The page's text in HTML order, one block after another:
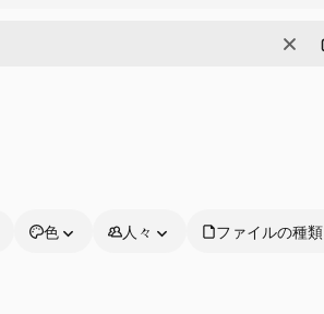
消去
色 人々 ファイルの種類